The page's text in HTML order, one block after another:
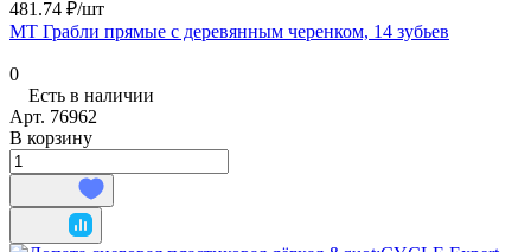
481.74 ₽/шт
МТ Грабли прямые с деревянным черенком, 14 зубьев
0
Есть в наличии
Арт. 76962
В корзину